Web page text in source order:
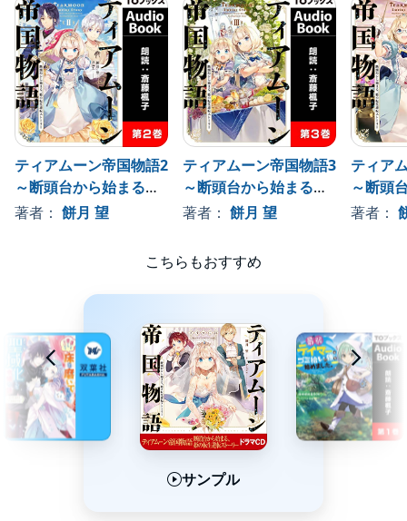
手始めに忠義に厚い下っ端メイドと、左遷されたが優秀な文官を
味方につけ、失敗した過去をやり直す日々が始まった。けれど、
ミーアの本音は「我が身の安全第一」。仇敵を遠ざけ、人脈作り
に励むうちに、なぜか周囲の忖度で次々と奇跡が実現！ やがて、
身勝手なはずの行動は大陸全土の未来を大きく変えていくのだっ
た……。©2019 Nozomu Mochitsuki (P)2020 To Books.
ティアムーン帝国物語2
～断頭台から始まる、
姫の転生逆転ストーリ
著者： 餅月 望
ティアムーン帝国物語3
～断頭台から始まる、
姫の転生逆転ストーリ
著者： 餅月 望
ティア
～断頭
姫の転
著者：
こちらもおすすめ
サンプル